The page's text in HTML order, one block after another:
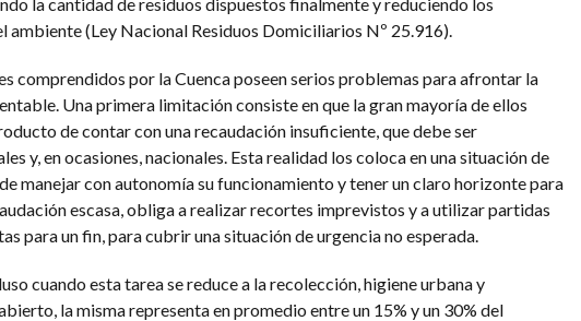
ambiente (Ley Nacional Residuos Domiciliarios Nº 25.916).
comprendidos por la Cuenca poseen serios problemas para afrontar la
Una primera limitación consiste en que la gran mayoría de ellos
de contar con una recaudación insuficiente, que debe ser
y, en ocasiones, nacionales. Esta realidad los coloca en una situación de
manejar con autonomía su funcionamiento y tener un claro horizonte para
escasa, obliga a realizar recortes imprevistos y a utilizar partidas
para un fin, para cubrir una situación de urgencia no esperada.
cuando esta tarea se reduce a la recolección, higiene urbana y
la misma representa en promedio entre un 15% y un 30% del